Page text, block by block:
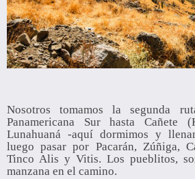
Nosotros tomamos la segunda
Panamericana Sur hasta Cañete
Lunahuaná -aquí dormimos y
luego pasar por Pacarán, Zúñiga,
Tinco Alis y Vitis. Los pueblitos,
manzana en el camino.